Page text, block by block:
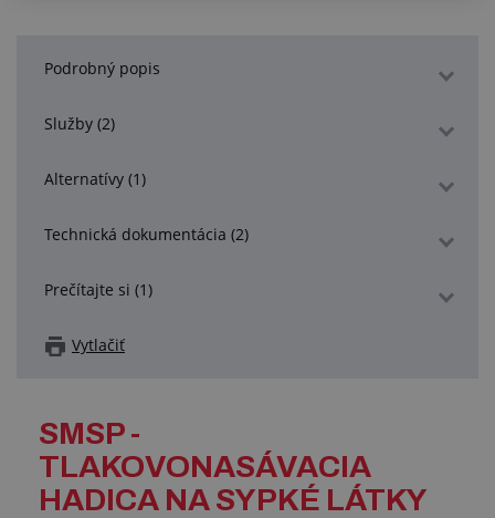
Podrobný popis
Služby (2)
Alternatívy (1)
Technická dokumentácia (2)
Prečítajte si (1)
Vytlačiť
SMSP -
TLAKOVONASÁVACIA
HADICA NA SYPKÉ LÁTKY